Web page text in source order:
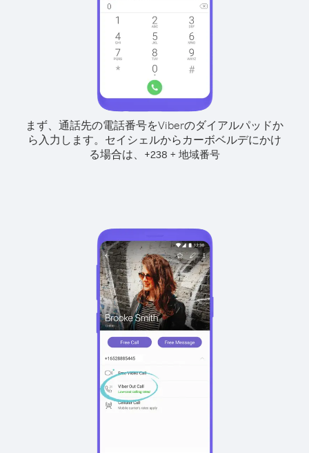
まず、通話先の電話番号をViberのダイアルパッドか
ら入力します。 セイシェルからカーボベルデにかけ
る場合は、 +238 + 地域番号